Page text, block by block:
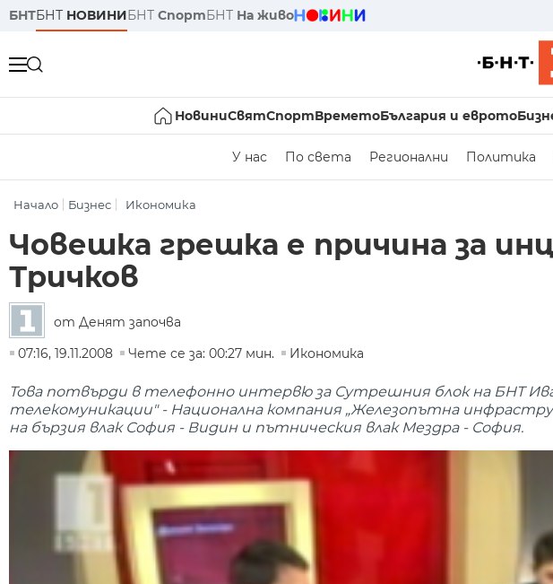
БНТБНТ НОВИНИБНТ СпортБНТ На живо
НовиниСвятСпортВреметоБългария и еврото
У нас По света Регионални Политика
Начало Бизнес Икономика
Човешка грешка е причина за
Тричков
от Денят започва
07:16, 19.11.2008
Чете се за: 00:27 мин. Икономика
Това потвърди в телефонно интервю за Сутрешния блок на БНТ
телекомуникации" - Национална компания „Железопътна
на бързия влак София - Видин и пътническия влак Мездра - София.